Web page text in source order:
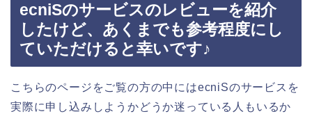
ecniSのサービスのレビューを紹介
したけど、あくまでも参考程度にし
ていただけると幸いです♪
こちらのページをご覧の方の中にはecniSのサービスを
実際に申し込みしようかどうか迷っている人もいるか